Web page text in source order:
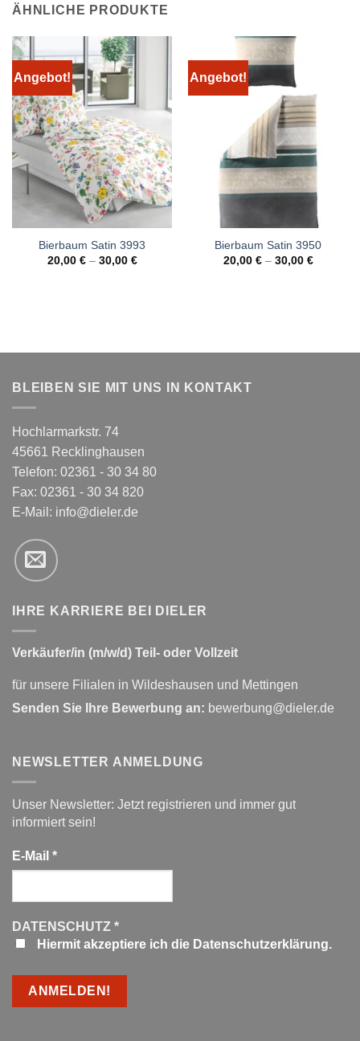
ÄHNLICHE PRODUKTE
Angebot!
Bierbaum Satin 3993
20,00 €– 30,00 €
Angebot!
Bierbaum Satin 3950
20,00 €– 30,00 €
BLEIBEN SIE MIT UNS IN KONTAKT
Hochlarmarkstr. 74
45661 Recklinghausen
Telefon: 02361 - 30 34 80
Fax: 02361 - 30 34 820
E-Mail: info@dieler.de
IHRE KARRIERE BEI DIELER
Verkäufer/in (m/w/d) Teil- oder Vollzeit
für unsere Filialen in Wildeshausen und Mettingen
Senden Sie Ihre Bewerbung an: bewerbung@dieler.de
NEWSLETTER ANMELDUNG
Unser Newsletter: Jetzt registrieren und immer gut
informiert sein!
E-Mail *
DATENSCHUTZ *
Hiermit akzeptiere ich die Datenschutzerklärung.